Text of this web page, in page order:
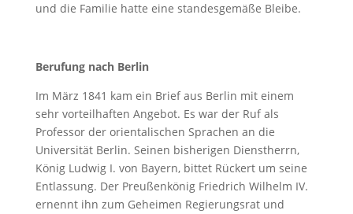
und die Familie hatte eine standesgemäße Bleibe.
Berufung nach Berlin
Im März 1841 kam ein Brief aus Berlin mit einem
sehr vorteilhaften Angebot. Es war der Ruf als
Professor der orientalischen Sprachen an die
Universität Berlin. Seinen bisherigen Dienstherrn,
König Ludwig I. von Bayern, bittet Rückert um seine
Entlassung. Der Preußenkönig Friedrich Wilhelm IV.
ernennt ihn zum Geheimen Regierungsrat und